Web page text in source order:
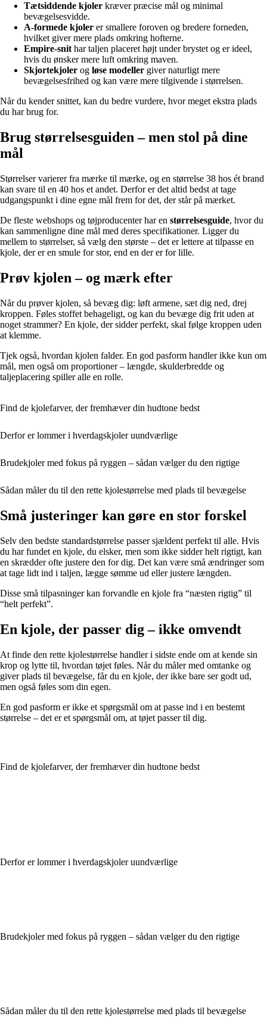
Tætsiddende kjoler kræver præcise mål og minimal
bevægelsesvidde.
A-formede kjoler er smallere foroven og bredere forneden,
hvilket giver mere plads omkring hofterne.
Empire-snit har taljen placeret højt under brystet og er ideel,
hvis du ønsker mere luft omkring maven.
Skjortekjoler og løse modeller giver naturligt mere
bevægelsesfrihed og kan være mere tilgivende i størrelsen.
Når du kender snittet, kan du bedre vurdere, hvor meget ekstra plads
du har brug for.
Brug størrelsesguiden – men stol på dine
mål
Størrelser varierer fra mærke til mærke, og en størrelse 38 hos ét brand
kan svare til en 40 hos et andet. Derfor er det altid bedst at tage
udgangspunkt i dine egne mål frem for det, der står på mærket.
De fleste webshops og tøjproducenter har en størrelsesguide, hvor du
kan sammenligne dine mål med deres specifikationer. Ligger du
mellem to størrelser, så vælg den største – det er lettere at tilpasse en
kjole, der er en smule for stor, end en der er for lille.
Prøv kjolen – og mærk efter
Når du prøver kjolen, så bevæg dig: løft armene, sæt dig ned, drej
kroppen. Føles stoffet behageligt, og kan du bevæge dig frit uden at
noget strammer? En kjole, der sidder perfekt, skal følge kroppen uden
at klemme.
Tjek også, hvordan kjolen falder. En god pasform handler ikke kun om
mål, men også om proportioner – længde, skulderbredde og
taljeplacering spiller alle en rolle.
Find de kjolefarver, der fremhæver din hudtone bedst
Derfor er lommer i hverdagskjoler uundværlige
Brudekjoler med fokus på ryggen – sådan vælger du den rigtige
Sådan måler du til den rette kjolestørrelse med plads til bevægelse
Små justeringer kan gøre en stor forskel
Selv den bedste standardstørrelse passer sjældent perfekt til alle. Hvis
du har fundet en kjole, du elsker, men som ikke sidder helt rigtigt, kan
en skrædder ofte justere den for dig. Det kan være små ændringer som
at tage lidt ind i taljen, lægge sømme ud eller justere længden.
Disse små tilpasninger kan forvandle en kjole fra “næsten rigtig” til
“helt perfekt”.
En kjole, der passer dig – ikke omvendt
At finde den rette kjolestørrelse handler i sidste ende om at kende sin
krop og lytte til, hvordan tøjet føles. Når du måler med omtanke og
giver plads til bevægelse, får du en kjole, der ikke bare ser godt ud,
men også føles som din egen.
En god pasform er ikke et spørgsmål om at passe ind i en bestemt
størrelse – det er et spørgsmål om, at tøjet passer til dig.
Find de kjolefarver, der fremhæver din hudtone bedst
Derfor er lommer i hverdagskjoler uundværlige
Brudekjoler med fokus på ryggen – sådan vælger du den rigtige
Sådan måler du til den rette kjolestørrelse med plads til bevægelse